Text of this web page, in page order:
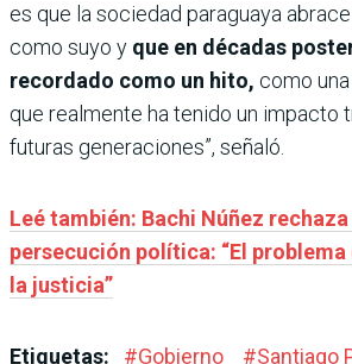
es que la sociedad paraguaya
como suyo y que en décadas
recordado como un hito, como
que realmente ha tenido un impacto
futuras generaciones”, señaló.
Leé también: Bachi Núñez
persecución política: “El
la justicia”
Etiquetas: #Gobierno #Santiago